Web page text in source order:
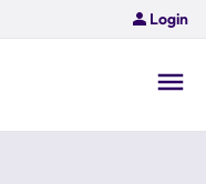
Login